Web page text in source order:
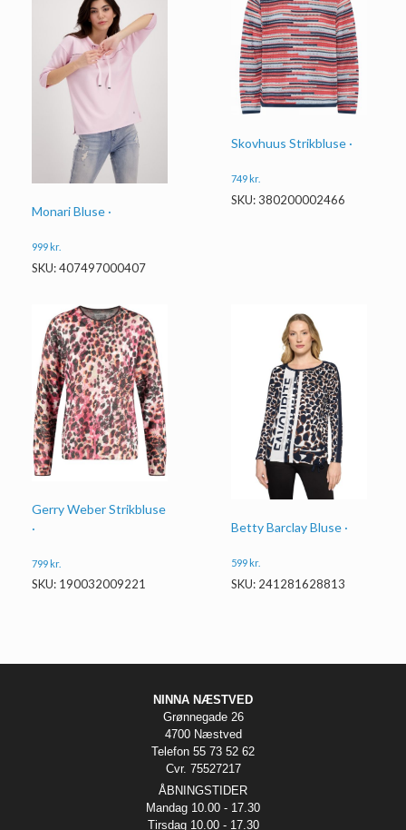
Monari Bluse ·
999 kr.
SKU: 407497000407
Skovhuus Strikbluse ·
749 kr.
SKU: 380200002466
Gerry Weber Strikbluse
·
799kr.
SKU: 190032009221
Betty Barclay Bluse ·
599 kr.
SKU: 241281628813
NINNA NÆSTVED
Grønnegade 26
4700 Næstved
Telefon 55 73 52 62
Cvr. 75527217
ÅBNINGSTIDER
Mandag 10.00 - 17.30
Tirsdag 10.00 - 17.30